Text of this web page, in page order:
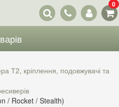
Наші
контакти
0
Т2, кріплення, подовжувачі та
/ Rocket / Stealth)